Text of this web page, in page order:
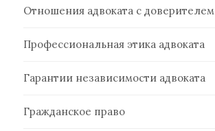
Отношения адвоката с доверителем
Профессиональная этика адвоката
Гарантии независимости адвоката
Гражданское право